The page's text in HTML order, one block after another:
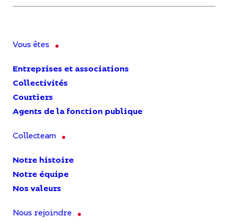
Vous êtes
Entreprises et associations
Collectivités
Courtiers
Agents de la fonction publique
Collecteam
Notre histoire
Notre équipe
Nos valeurs
Nous rejoindre